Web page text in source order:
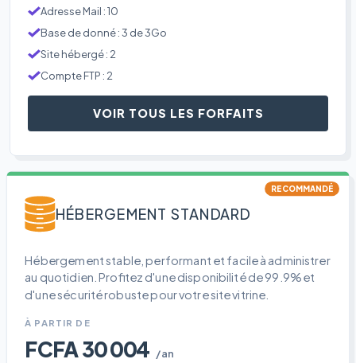
Adresse Mail : 10
Base de donné : 3 de 3Go
Site hébergé : 2
Compte FTP : 2
VOIR TOUS LES FORFAITS
RECOMMANDÉ
HÉBERGEMENT STANDARD
Hébergement stable, performant et facile à administrer
au quotidien. Profitez d'une disponibilité de 99.9% et
d'une sécurité robuste pour votre site vitrine.
À PARTIR DE
FCFA 30 004 /an